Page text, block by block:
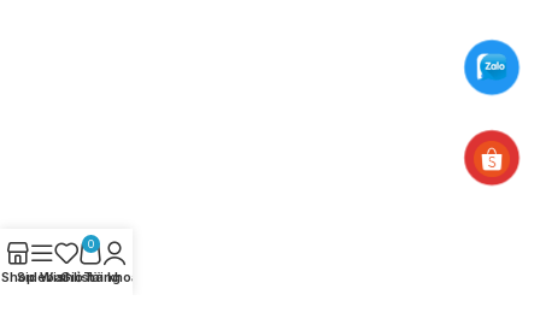
ShopSidebar
Wishlist
0
Giỏ hàng
Tài khoản